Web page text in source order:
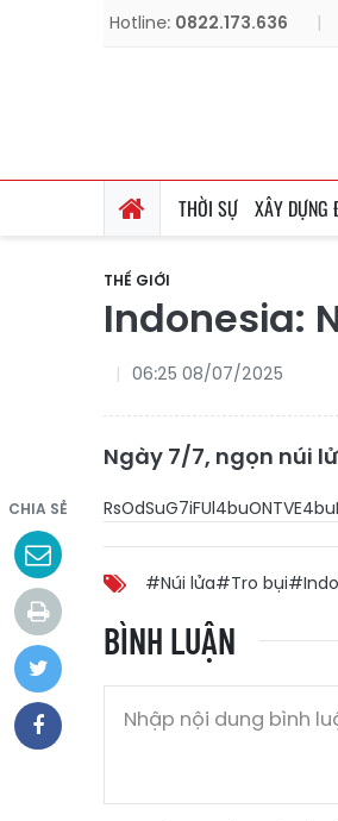
Hotline: 0822.173.636 |
THỜI SỰ XÂY DỰNG
THẾ GIỚI
Indonesia:
06:25 08/07/2025
Ngày 7/7, ngọn núi
CHIA SẺ
#Núi lửa#Tro bụi
BÌNH LUẬN